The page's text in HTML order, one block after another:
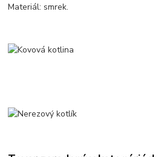
Materiál: smrek.